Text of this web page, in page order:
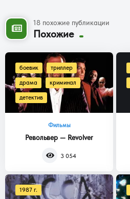
18 похожие публикации
Похожие
боевик триллер
драма криминал
детектив
Фильмы
Револьвер — Revolver
3 054
1987 г.